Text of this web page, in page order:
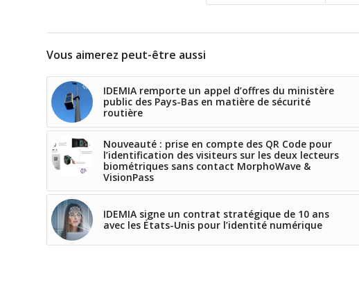
Vous aimerez peut-être aussi
IDEMIA remporte un appel d’offres du ministère
public des Pays-Bas en matière de sécurité
routière
Nouveauté : prise en compte des QR Code pour
l’identification des visiteurs sur les deux lecteurs
biométriques sans contact MorphoWave &
VisionPass
IDEMIA signe un contrat stratégique de 10 ans
avec les États-Unis pour l’identité numérique